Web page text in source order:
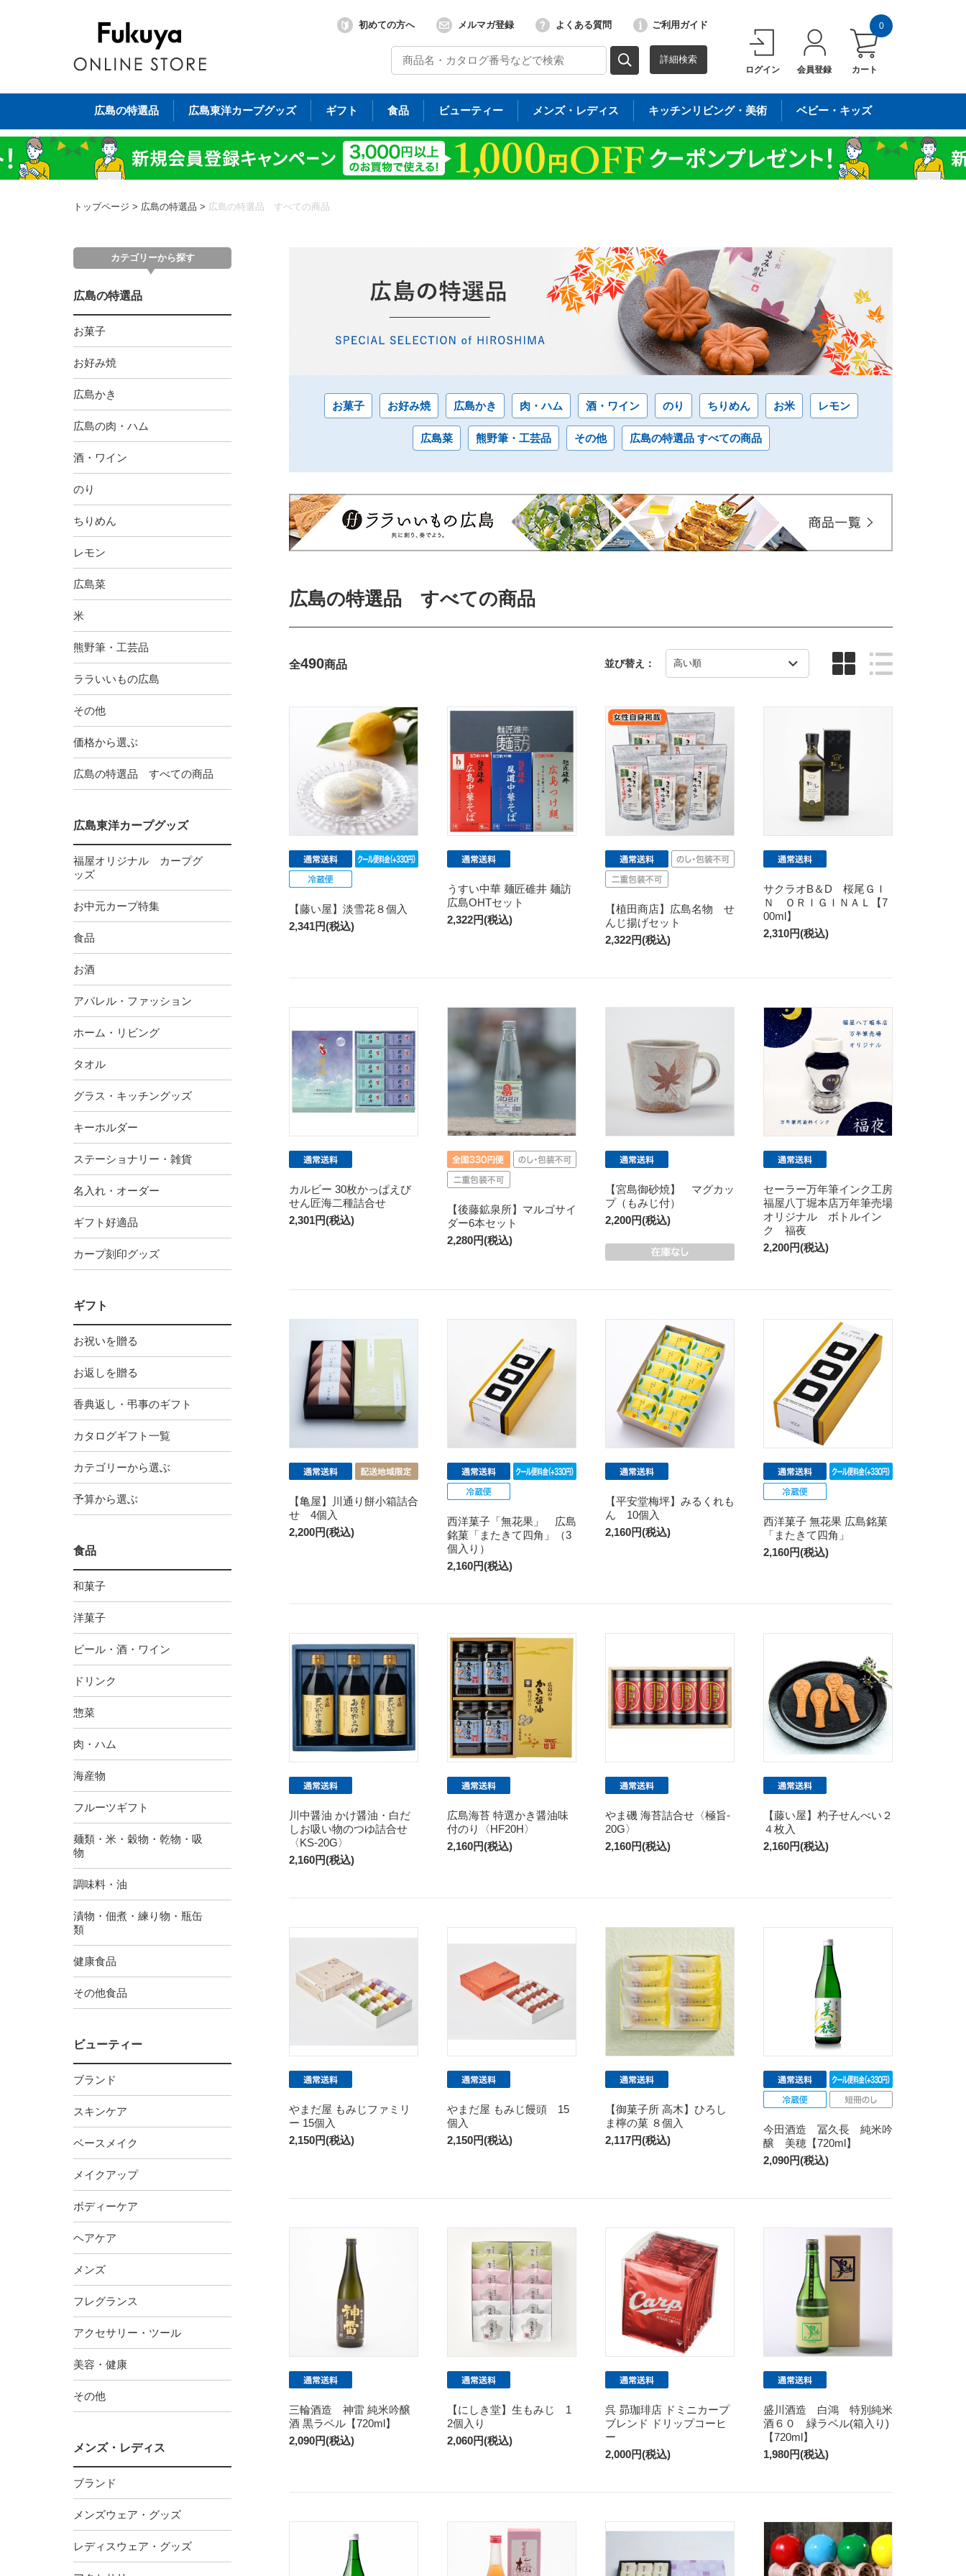
詳細検索
初めての方へ メルマガ登録 よくある質問 ご利用ガイド
ログイン 会員登録 カート
0
広島の特選品 広島東洋カープグッズ ギフト 食品 ビューティー メンズ・レディス キッチンリビング・美術 ベビー・キッズ
トップページ > 広島の特選品 > 広島の特選品 すべての商品
カテゴリーから探す
広島の特選品
お菓子
お好み焼
広島かき
広島の肉・ハム
酒・ワイン
のり
ちりめん
レモン
広島菜
米
熊野筆・工芸品
ララいいもの広島
その他
価格から選ぶ
広島の特選品 すべての商品
広島東洋カープグッズ
福屋オリジナル カープグ
ッズ
お中元カープ特集
食品
お酒
アパレル・ファッション
ホーム・リビング
タオル
グラス・キッチングッズ
キーホルダー
ステーショナリー・雑貨
名入れ・オーダー
ギフト好適品
カープ刻印グッズ
ギフト
お祝いを贈る
お返しを贈る
香典返し・弔事のギフト
カタログギフト一覧
カテゴリーから選ぶ
予算から選ぶ
食品
和菓子
洋菓子
ビール・酒・ワイン
ドリンク
惣菜
肉・ハム
海産物
フルーツギフト
麺類・米・穀物・乾物・吸
物
調味料・油
漬物・佃煮・練り物・瓶缶
類
健康食品
その他食品
ビューティー
ブランド
スキンケア
ベースメイク
メイクアップ
ボディーケア
ヘアケア
メンズ
フレグランス
アクセサリー・ツール
美容・健康
その他
メンズ・レディス
ブランド
メンズウェア・グッズ
レディスウェア・グッズ
お菓子 お好み焼 広島かき 肉・ハム 酒・ワイン のり ちりめん お米 レモン
広島菜 熊野筆・工芸品 その他 広島の特選品 すべての商品
広島の特選品 すべての商品
全490商品 並び替え：
【藤い屋】淡雪花８個入
2,341円(税込)
うすい中華 麺匠碓井 麺訪
広島OHTセット
2,322円(税込)
【植田商店】広島名物 せ
んじ揚げセット
2,322円(税込)
サクラオB＆D 桜尾ＧＩ
Ｎ ＯＲＩＧＩＮＡＬ【7
00ml】
2,310円(税込)
カルビー 30枚かっぱえび
せん匠海二種詰合せ
2,301円(税込)
【後藤鉱泉所】マルゴサイ
ダー6本セット
2,280円(税込)
【宮島御砂焼】 マグカッ
プ（もみじ付）
2,200円(税込)
セーラー万年筆インク工房
福屋八丁堀本店万年筆売場
オリジナル ボトルイン
ク 福夜
2,200円(税込)
【亀屋】川通り餅小箱詰合
せ 4個入
2,200円(税込)
西洋菓子「無花果」 広島
銘菓「またきて四角」（3
個入り）
2,160円(税込)
【平安堂梅坪】みるくれも
ん 10個入
2,160円(税込)
西洋菓子 無花果 広島銘菓
「またきて四角」
2,160円(税込)
川中醤油 かけ醤油・白だ
しお吸い物のつゆ詰合せ
〈KS-20G〉
2,160円(税込)
広島海苔 特選かき醤油味
付のり〈HF20H〉
2,160円(税込)
やま磯 海苔詰合せ〈極旨-
20G〉
2,160円(税込)
【藤い屋】杓子せんべい２
４枚入
2,160円(税込)
やまだ屋 もみじファミリ
ー 15個入
2,150円(税込)
やまだ屋 もみじ饅頭 15
個入
2,150円(税込)
【御菓子所 高木】ひろし
ま檸の菓 ８個入
2,117円(税込)
今田酒造 冨久長 純米吟
醸 美穂【720ml】
2,090円(税込)
三輪酒造 神雷 純米吟醸
酒 黒ラベル【720ml】
2,090円(税込)
【にしき堂】生もみじ 1
2個入り
2,060円(税込)
呉 昴珈琲店 ドミニカープ
ブレンド ドリップコーヒ
ー
2,000円(税込)
盛川酒造 白鴻 特別純米
酒６０ 緑ラベル(箱入り)
【720ml】
1,980円(税込)